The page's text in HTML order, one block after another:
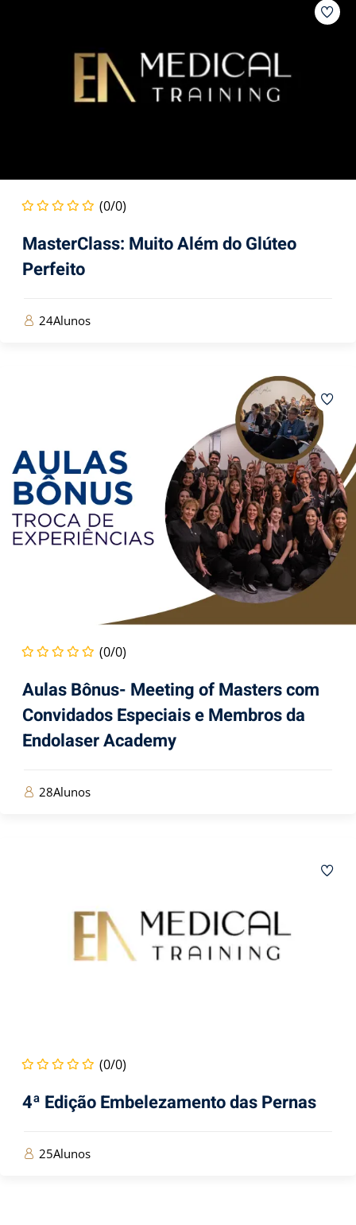
(0/0)
MasterClass: Muito Além do Glúteo
Perfeito
24Alunos
(0/0)
Aulas Bônus- Meeting of Masters com
Convidados Especiais e Membros da
Endolaser Academy
28Alunos
(0/0)
4ª Edição Embelezamento das Pernas
25Alunos